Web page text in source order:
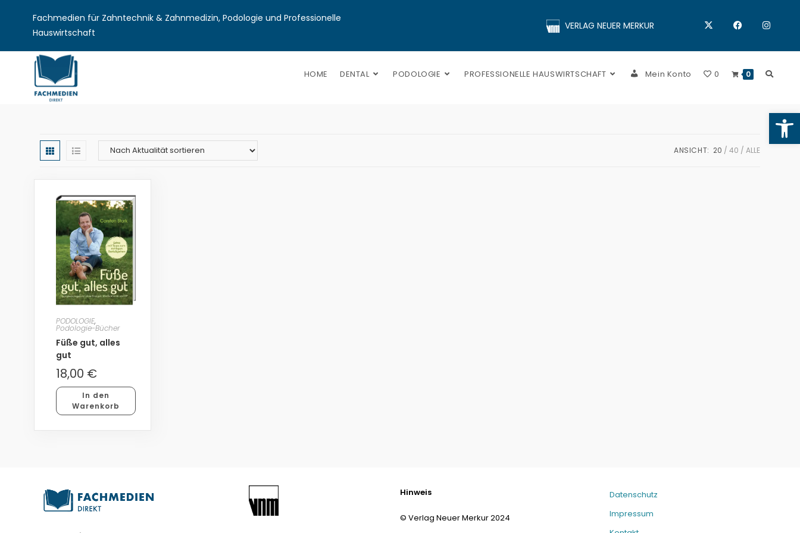
Fachmedien für Zahntechnik & Zahnmedizin, Podologie und Professionelle
Hauswirtschaft
VERLAG NEUER MERKUR
HOME DENTAL PODOLOGIE PROFESSIONELLE HAUSWIRTSCHAFT Mein Konto 0 0
ANSICHT: 20 40 ALLE
PODOLOGIE,
Podologie-Bücher
Füße gut, alles
gut
18,00 €
In den
Warenkorb
Hinweis
© Verlag Neuer Merkur 2024
Datenschutz
Impressum